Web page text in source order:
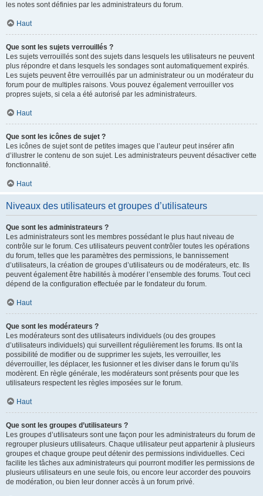
les notes sont définies par les administrateurs du forum.
Haut
Que sont les sujets verrouillés ?
Les sujets verrouillés sont des sujets dans lesquels les utilisateurs ne peuvent
plus répondre et dans lesquels les sondages sont automatiquement expirés.
Les sujets peuvent être verrouillés par un administrateur ou un modérateur du
forum pour de multiples raisons. Vous pouvez également verrouiller vos
propres sujets, si cela a été autorisé par les administrateurs.
Haut
Que sont les icônes de sujet ?
Les icônes de sujet sont de petites images que l’auteur peut insérer afin
d’illustrer le contenu de son sujet. Les administrateurs peuvent désactiver cette
fonctionnalité.
Haut
Niveaux des utilisateurs et groupes d’utilisateurs
Que sont les administrateurs ?
Les administrateurs sont les membres possédant le plus haut niveau de
contrôle sur le forum. Ces utilisateurs peuvent contrôler toutes les opérations
du forum, telles que les paramètres des permissions, le bannissement
d’utilisateurs, la création de groupes d’utilisateurs ou de modérateurs, etc. Ils
peuvent également être habilités à modérer l’ensemble des forums. Tout ceci
dépend de la configuration effectuée par le fondateur du forum.
Haut
Que sont les modérateurs ?
Les modérateurs sont des utilisateurs individuels (ou des groupes
d’utilisateurs individuels) qui surveillent régulièrement les forums. Ils ont la
possibilité de modifier ou de supprimer les sujets, les verrouiller, les
déverrouiller, les déplacer, les fusionner et les diviser dans le forum qu’ils
modèrent. En règle générale, les modérateurs sont présents pour que les
utilisateurs respectent les règles imposées sur le forum.
Haut
Que sont les groupes d’utilisateurs ?
Les groupes d’utilisateurs sont une façon pour les administrateurs du forum de
regrouper plusieurs utilisateurs. Chaque utilisateur peut appartenir à plusieurs
groupes et chaque groupe peut détenir des permissions individuelles. Ceci
facilite les tâches aux administrateurs qui pourront modifier les permissions de
plusieurs utilisateurs en une seule fois, ou encore leur accorder des pouvoirs
de modération, ou bien leur donner accès à un forum privé.